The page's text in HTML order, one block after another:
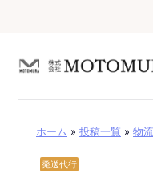
ホーム » 投稿一覧 » 物
発送代行